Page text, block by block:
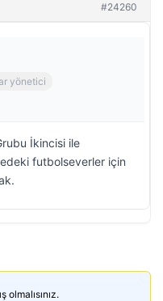
#24260
yönetici
İkincisi ile
futbolseverler için
olmalısınız.